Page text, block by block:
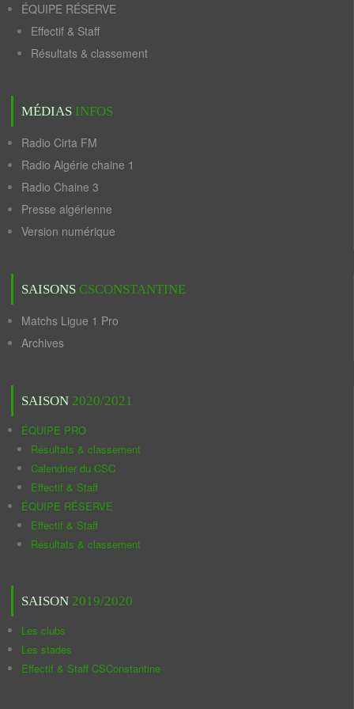
ÉQUIPE RÉSERVE
Effectif & Staff
Résultats & classement
MÉDIAS INFOS
Radio Cirta FM
Radio Algérie chaine 1
Radio Chaine 3
Presse algérienne
Version numérique
SAISONS CSCONSTANTINE
Matchs Ligue 1 Pro
Archives
SAISON 2020/2021
ÉQUIPE PRO
Résultats & classement
Calendrier du CSC
Effectif & Staff
ÉQUIPE RÉSERVE
Effectif & Staff
Résultats & classement
SAISON 2019/2020
Les clubs
Les stades
Effectif & Staff CSConstantine